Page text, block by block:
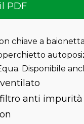
PDF
chiave a
Disponibile
anti impurità